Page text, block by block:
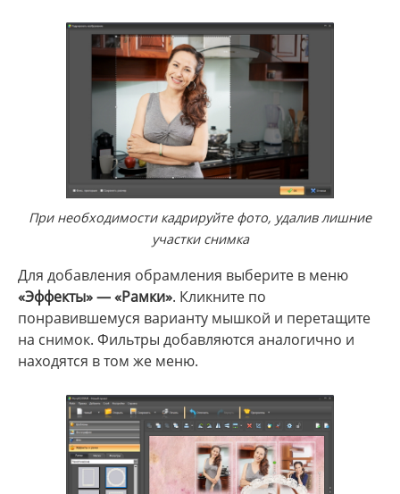
При необходимости кадрируйте фото, удалив лишние
участки снимка
Для добавления обрамления выберите в меню
«Эффекты» — «Рамки». Кликните по
понравившемуся варианту мышкой и перетащите
на снимок. Фильтры добавляются аналогично и
находятся в том же меню.